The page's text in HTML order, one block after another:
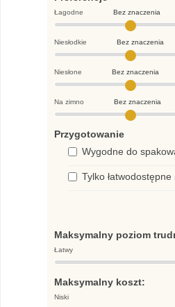
Łagodne Bez znaczenia
Niesłodkie Bez znaczenia
Niesłone Bez znaczenia
Na zimno Bez znaczenia
Przygotowanie
Wygodne do
Tylko łatwodostępne
Maksymalny poziom
Łatwy
Maksymalny koszt:
Niski